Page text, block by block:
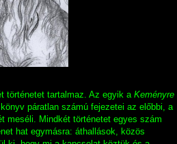
történetet tartalmaz. Az egyik a Keményre
könyv páratlan számú fejezetei az előbbi, a
meséli. Mindkét történetet egyes szám
hat egymásra: áthallások, közös